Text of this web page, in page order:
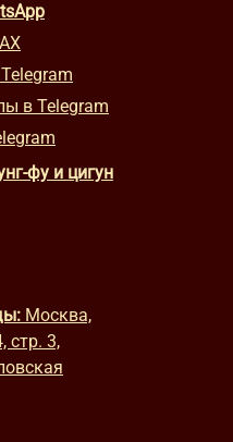
в Telegram
фу и цигун
Москва,
стр. 3,